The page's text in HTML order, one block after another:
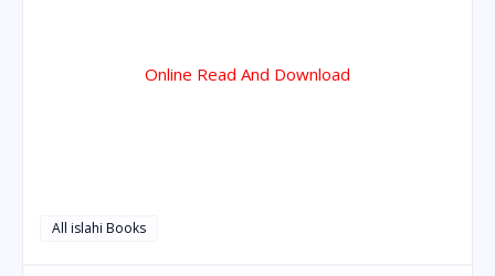
Online Read And Download
All islahi Books